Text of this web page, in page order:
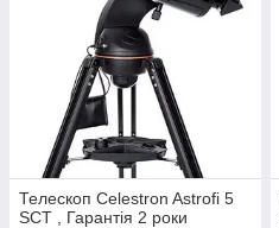
Телескоп Celestron Astrofi 5
SCT , Гарантія 2 роки